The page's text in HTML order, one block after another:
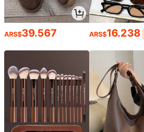
ARS$39.567 ARS$16.238